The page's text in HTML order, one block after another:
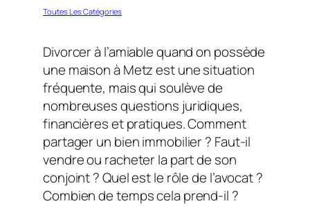
Toutes Les Catégories
Divorcer à l’amiable quand on possède
une maison à Metz est une situation
fréquente, mais qui soulève de
nombreuses questions juridiques,
financières et pratiques. Comment
partager un bien immobilier ? Faut-il
vendre ou racheter la part de son
conjoint ? Quel est le rôle de l’avocat ?
Combien de temps cela prend-il ?